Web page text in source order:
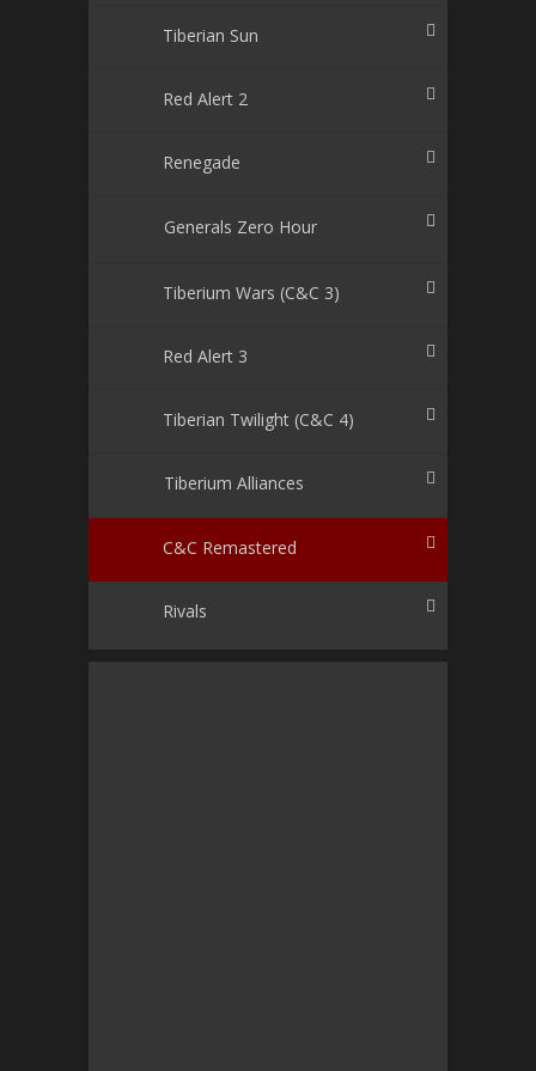
Tiberian Sun
Red Alert 2
Renegade
Generals Zero Hour
Tiberium Wars (C&C 3)
Red Alert 3
Tiberian Twilight (C&C 4)
Tiberium Alliances
C&C Remastered
Rivals